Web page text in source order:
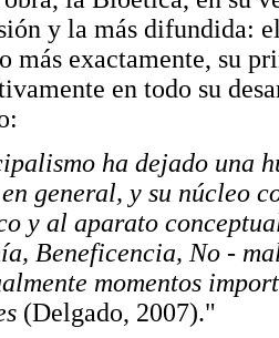
y la más difundida:
más exactamente, su
en todo su
ha dejado una
general, y su núcleo
y al aparato
Beneficencia, No -
momentos
(Delgado, 2007)."